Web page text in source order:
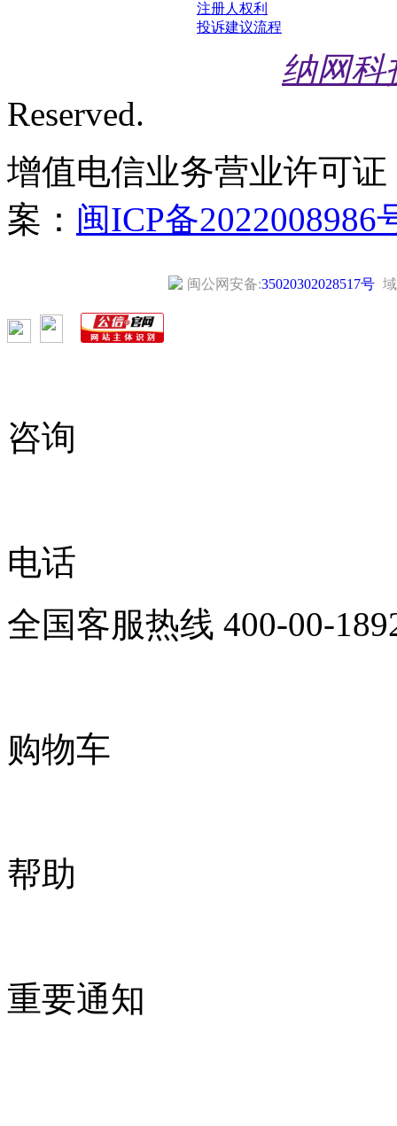
注册人权利
投诉建议流程
纳网
Reserved.
增值电信业务营业许可证
案： 闽ICP备2022008986
闽公网安备:35020302028517号
咨询
电话
全国客服热线 400-00-
购物车
帮助
重要通知